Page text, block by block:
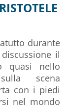
durante
il
quasi nello
scena
con i piedi
nel mondo